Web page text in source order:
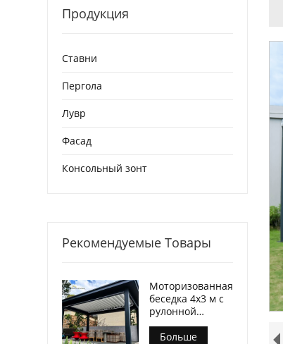
Продукция
Ставни
Пергола
Лувр
Фасад
Консольный зонт
Рекомендуемые Товары
Моторизованная
беседка 4х3 м с
рулонной
ширмой на
молнии
Больше